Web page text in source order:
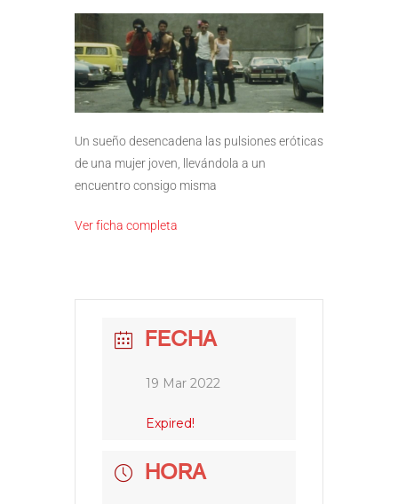
Un sueño desencadena las pulsiones eróticas
de una mujer joven, llevándola a un
encuentro consigo misma
Ver ficha completa
FECHA
19 Mar 2022
Expired!
HORA